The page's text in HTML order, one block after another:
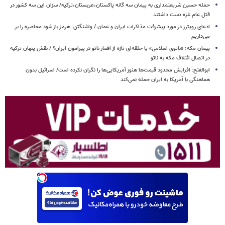
حمله حسین شریعتمداری به پیمان سه گانه پاکستان،عربستان،ترکیه/ سزان این سه کشور در
قتل عام غزه دست داشتند
ادعای رویترز در مورد پیشرفت مذاکرات ایران و عمان / واشنگتن: هرمز باز شود محاصره را بر
می‌داریم
پیمان مکه؛ «ناتوی اسلامی» یا حلقه‌ای تازه از اقمار ناتو در پیرامون ایران؟ / نقش پنهان ترکیه
در اتصال ائتلاف مکه به ناتو
ابوالفتح: افزایش محدود قیمت‌ها هنوز آمریکایی‌ها را نگران نکرده است/ اسرائیل بدون
هماهنگی با آمریکا به ایران حمله نمی‌کند